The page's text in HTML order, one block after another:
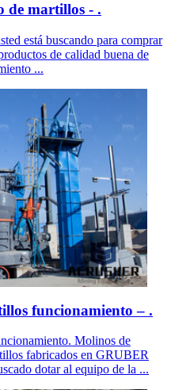
de martillos - .
está buscando para comprar
de calidad buena de
...
funcionamiento – .
Molinos de
fabricados en GRUBER
dotar al equipo de la ...